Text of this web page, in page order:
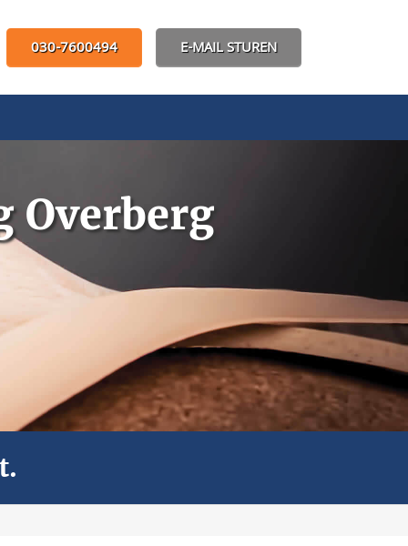
030-7600494 E-MAIL STUREN
Overberg